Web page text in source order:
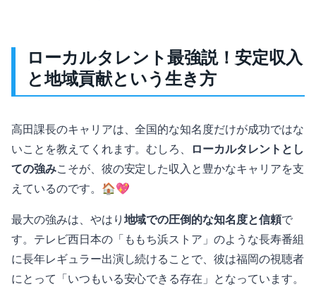
ローカルタレント最強説！安定収入
と地域貢献という生き方
高田課長のキャリアは、全国的な知名度だけが成功ではな
いことを教えてくれます。むしろ、
ローカルタレントとし
ての強みこそが、彼の安定した収入と豊かなキャリアを支
えているのです。🏠💖
最大の強みは、やはり 地域での圧倒的な知名度と信頼で
す。テレビ西日本の「ももち浜ストア」のような長寿番組
に長年レギュラー出演し続けることで、彼は福岡の視聴者
にとって「いつもいる安心できる存在」となっています。